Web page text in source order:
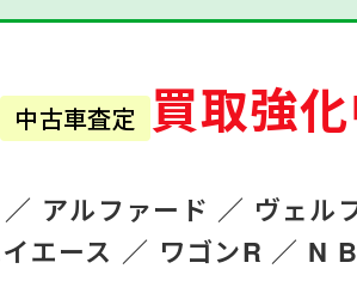
中古車査定 買取強
アルファード ／ ヴェル
エース ／ ワゴンR ／ N